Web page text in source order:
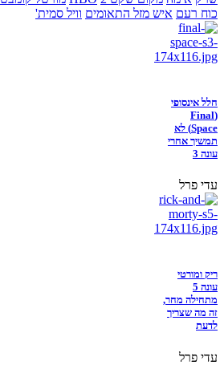
כוח רעם איש מזל התאומים וויל סמית'
חלל אינסופי
(Final
Space) לא
תמשיך אחרי
עונה 3
עדי פרל
ריק ומורטי
עונה 5
מתחילה מחר,
זה מה שצריך
לדעת
עדי פרל